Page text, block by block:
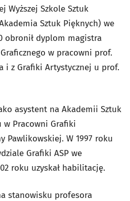
Wyższej Szkole Sztuk
Sztuk Pięknych) we
obronił dyplom magistra
w pracowni prof.
i z Grafiki Artystycznej u prof.
asystent na Akademii Sztuk
w Pracowni Grafiki
Pawlikowskiej. W 1997 roku
Grafiki ASP we
roku uzyskał habilitację.
stanowisku profesora